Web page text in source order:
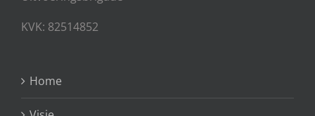
KVK: 82514852
Home